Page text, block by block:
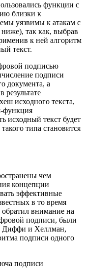
функции с
близки к
уязвимы к атакам с
так как, выбрав
к ней алгоритм
текст.
подписью
подписи
документа, а
результате
исходного текста,
функция
исходный текст будет
типа становится
чем
концепции
эффективные
в то время
внимание на
подписи, были
Диффи и Хеллман,
подписи одного